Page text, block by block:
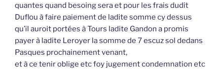
quantes quand besoing sera et pour les frais dudit
Duflou à faire paiement de ladite somme cy dessus
qu’il auroit portées à Tours ladite Gandon a promis
payer à ladite Leroyer la somme de 7 escuz sol dedans
Pasques prochainement venant,
et à ce tenir oblige etc foy jugement condemnation etc